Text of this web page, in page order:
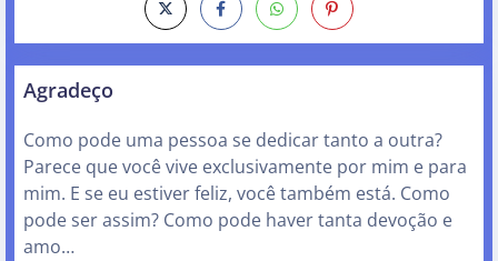
Agradeço
Como pode uma pessoa se dedicar tanto a outra?
Parece que você vive exclusivamente por mim e para
mim. E se eu estiver feliz, você também está. Como
pode ser assim? Como pode haver tanta devoção e
amo…